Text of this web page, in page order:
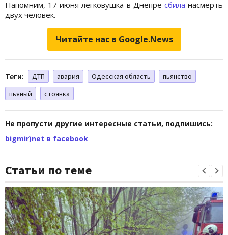
Напомним, 17 июня легковушка в Днепре сбила насмерть
двух человек.
Читайте нас в Google.News
Теги: ДТП авария Одесская область
пьянство
пьяный
стоянка
Не пропусти другие интересные статьи, подпишись:
bigmir)net в facebook
Статьи по теме